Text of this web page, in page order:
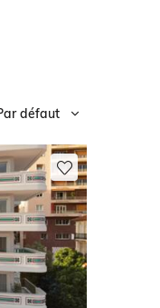
défaut